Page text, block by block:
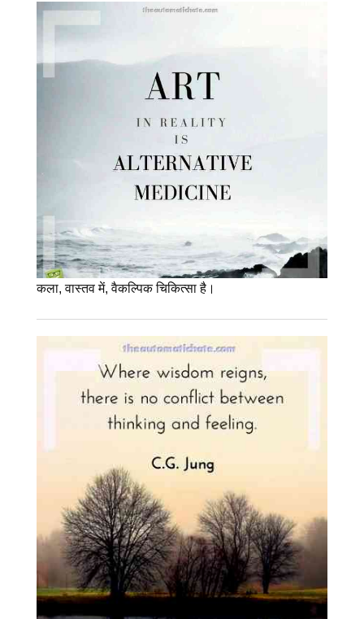
कला, वास्तव में, वैकल्पिक चिकित्सा है।